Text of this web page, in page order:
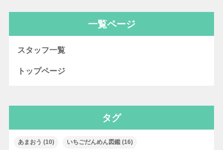
一覧ページ
スタッフ一覧
トップページ
タグ
あまおう (10) いちごだんめん図鑑(16)